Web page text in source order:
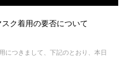
ク着用の要否について
につきまして、下記のとおり、本日